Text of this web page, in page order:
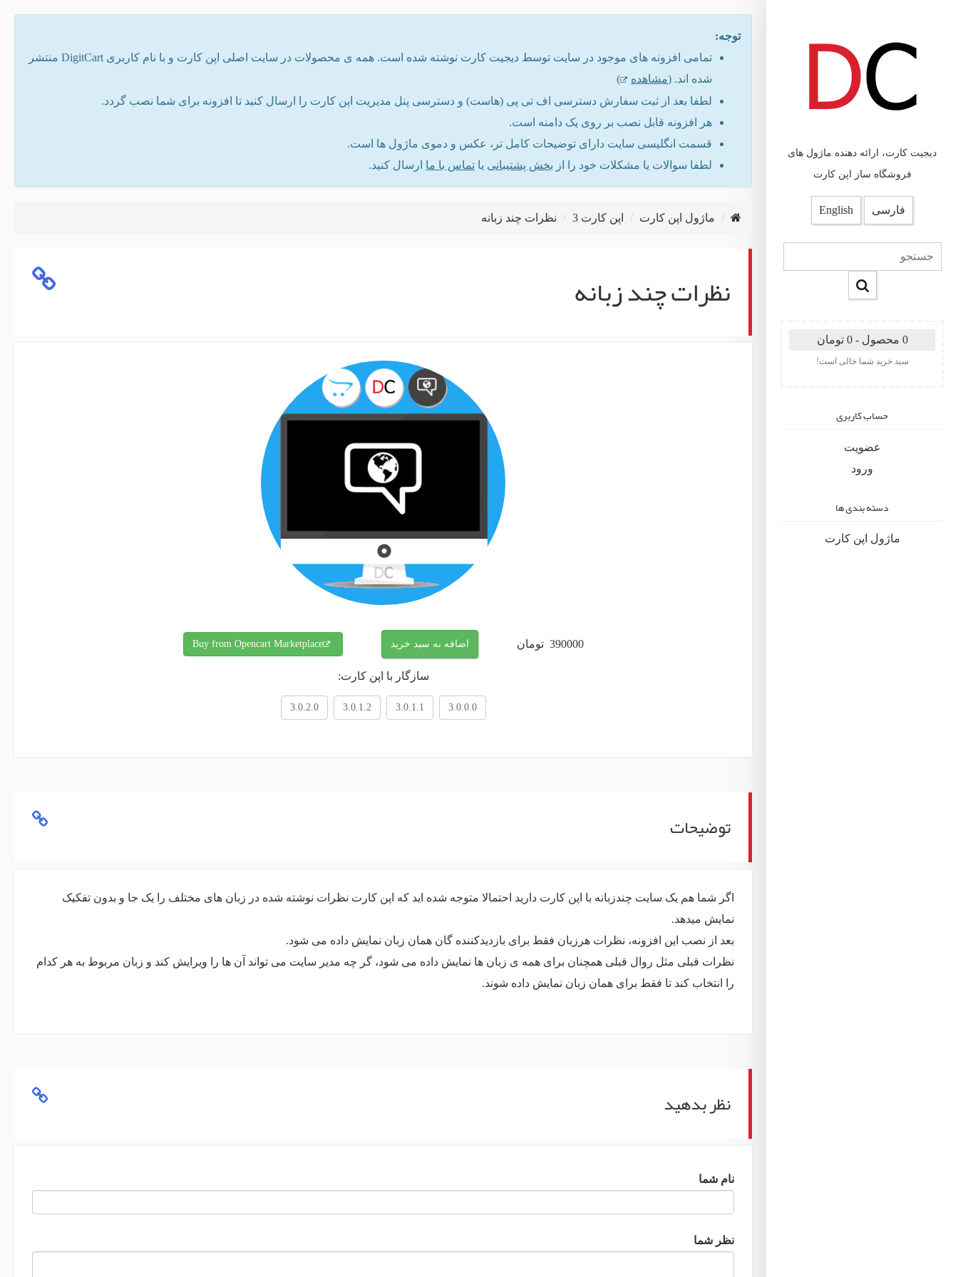
دیجیت کارت، ارائه دهنده ماژول های
فروشگاه ساز اپن کارت
فارسی English
0 محصول - 0 تومان
سبد خرید شما خالی است!
حساب کاربری
عضویت
ورود
دسته بندی ها
ماژول اپن کارت
توجه:
تمامی افزونه های موجود در سایت توسط دیجیت کارت نوشته شده است. همه ی محصولات در سایت اصلی اپن کارت و با نام کاربری DigitCart منتشر
شده اند. (مشاهده
)
لطفا بعد از ثبت سفارش دسترسی اف تی پی (هاست) و دسترسی پنل مدیریت اپن کارت را ارسال کنید تا افزونه برای شما نصب گردد.
هر افزونه قابل نصب بر روی یک دامنه است.
قسمت انگلیسی سایت دارای توضیحات کامل تر، عکس و دموی ماژول ها است.
لطفا سوالات یا مشکلات خود را از بخش پشتیبانی یا تماس با ما ارسال کنید.
ماژول اپن کارت اپن کارت 3 نظرات چند زبانه
نظرات چند زبانه
390000 تومان اضافه به سبد خرید Buy from Opencart Marketplace
سازگار با اپن کارت:
3.0.0.0
3.0.1.1
3.0.1.2
3.0.2.0
توضیحات
اگر شما هم یک سایت چندزبانه با اپن کارت دارید احتمالا متوجه شده اید که اپن کارت نظرات نوشته شده در زبان های مختلف را یک جا و بدون تفکیک
نمایش میدهد.
بعد از نصب این افزونه، نظرات هرزبان فقط برای بازدیدکننده گان همان زبان نمایش داده می شود.
نظرات قبلی مثل روال قبلی همچنان برای همه ی زبان ها نمایش داده می شود، گر چه مدیر سایت می تواند آن ها را ویرایش کند و زبان مربوط به هر کدام
را انتخاب کند تا فقط برای همان زبان نمایش داده شوند.
نظر بدهید
نام شما
نظر شما